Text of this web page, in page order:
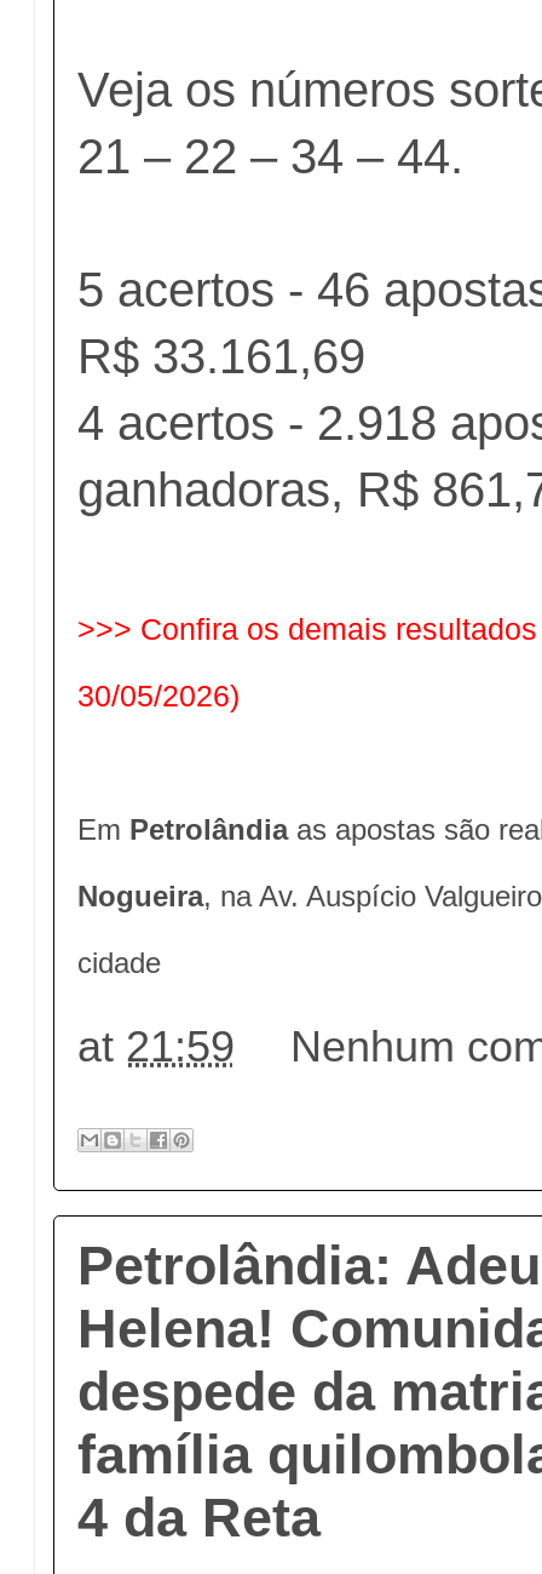
Veja os números
21 – 22 – 34 – 44.
5 acertos - 46
R$ 33.161,69
4 acertos - 2.918
ganhadoras, R$
>>> Confira os demais
30/05/2026)
Em Petrolândiaas apostas são
Nogueira, na Av. Auspício
cidade
at 21:59 Nenhum
Petrolândia:
Helena!
despede da
família
4 da Reta